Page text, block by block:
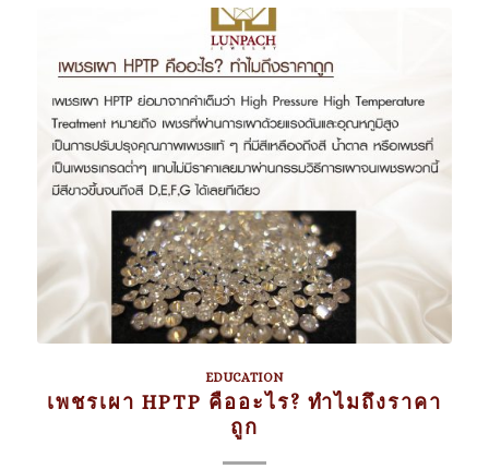
EDUCATION
เพชรเผา HPTP คืออะไร? ทำไมถึงราคา
ถูก